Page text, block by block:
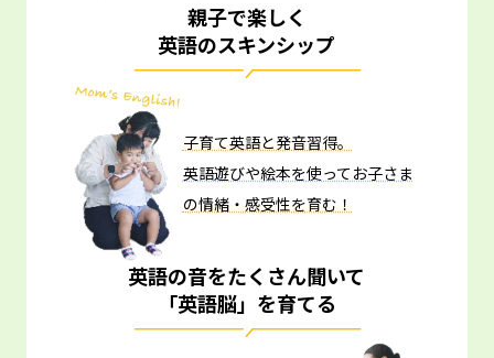
親子で楽しく
英語のスキンシップ
子育て英語と発音習得。
英語遊びや絵本を使ってお子さま
の情緒・感受性を育む！
英語の音をたくさん聞いて
「英語脳」を育てる